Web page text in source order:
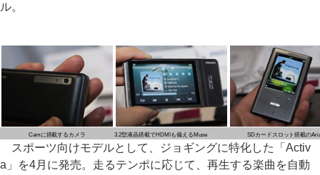
ル。
Camに搭載するカメラ 3.2型液晶搭載でHDMIも備えるMuse SDカードスロット搭載の
スポーツ向けモデルとして、ジョギングに特化した「Activ
a」を4月に発売。走るテンポに応じて、再生する楽曲を自動